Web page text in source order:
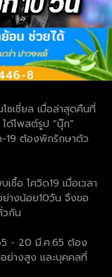
ซเชี่ยล เมื่อล่าสุดคืนที่
ด้โพสต์รูป “นุ๊ก”
-19 ต้องพักรักษาตัว
ชื้อ โควิด19 เมื่อเวลา
างน้อย10วัน จึงขอ
วกัน
- 20 มี.ค.65 ต้อง
ย่างสูง และบุคคลที่